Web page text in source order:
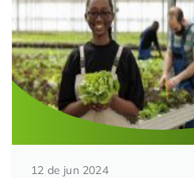
Automação de Processos
Educação Corporativa
Gerenciamento de NF-e
Adequação à LGPD
Hospitais e Clínicas
Instituições de Ensino
Departamento Pessoal
Departamento Financeiro
Cases de Sucesso
Nossas Unidades
Blog
Trabalhe Conosco
O QUE NOS DIFERENCIA?
12 de jun 2024